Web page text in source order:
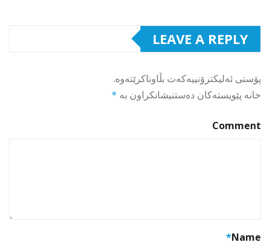
LEAVE A REPLY
پۆستی ئەلیکترۆنییەکەت بڵاوناکرێتەوە.
خانە پێویستەکان دەستنیشانکراون بە *
Comment
Name
*